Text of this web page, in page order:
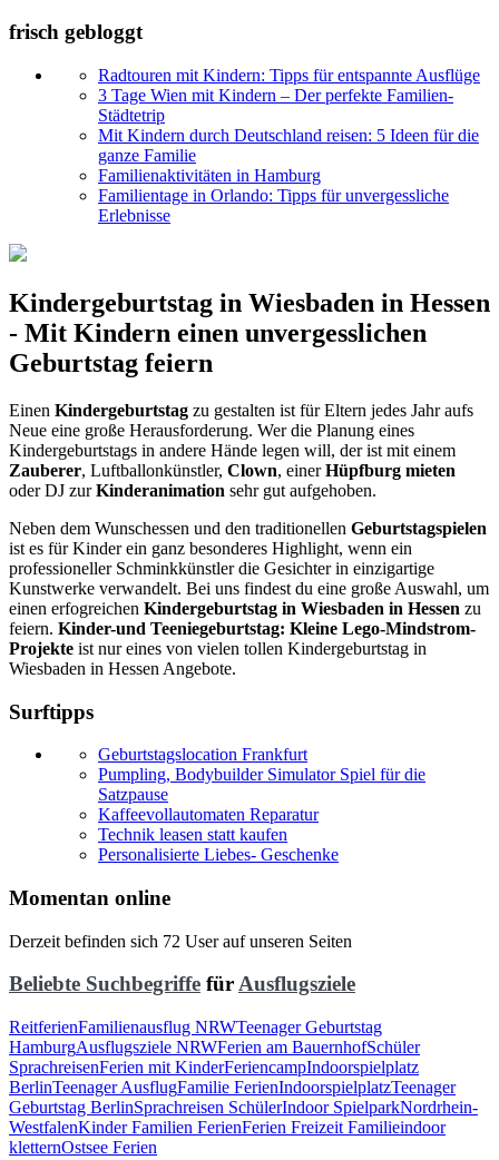
frisch gebloggt
Radtouren mit Kindern: Tipps für entspannte Ausflüge
3 Tage Wien mit Kindern – Der perfekte Familien-
Städtetrip
Mit Kindern durch Deutschland reisen: 5 Ideen für die
ganze Familie
Familienaktivitäten in Hamburg
Familientage in Orlando: Tipps für unvergessliche
Erlebnisse
Kindergeburtstag in Wiesbaden in Hessen
- Mit Kindern einen unvergesslichen
Geburtstag feiern
Einen Kindergeburtstag zu gestalten ist für Eltern jedes Jahr aufs
Neue eine große Herausforderung. Wer die Planung eines
Kindergeburtstags in andere Hände legen will, der ist mit einem
Zauberer, Luftballonkünstler, Clown, einerHüpfburg mieten
oder DJ zurKinderanimation sehr gut aufgehoben.
Neben dem Wunschessen und den traditionellen Geburtstagspielen
ist es für Kinder ein ganz besonderes Highlight, wenn ein
professioneller Schminkkünstler die Gesichter in einzigartige
Kunstwerke verwandelt. Bei uns findest du eine große Auswahl, um
einen erfogreichen Kindergeburtstag in Wiesbaden in Hessen zu
feiern. Kinder-und Teeniegeburtstag: Kleine Lego-Mindstrom-
Projekte ist nur eines von vielen tollen Kindergeburtstag in
Wiesbaden in Hessen Angebote.
Surftipps
Geburtstagslocation Frankfurt
Pumpling, Bodybuilder Simulator Spiel für die
Satzpause
Kaffeevollautomaten Reparatur
Technik leasen statt kaufen
Personalisierte Liebes- Geschenke
Momentan online
Derzeit befinden sich 72 User auf unseren Seiten
Beliebte Suchbegriffe fürAusflugsziele
ReitferienFamilienausflug NRWTeenager Geburtstag
HamburgAusflugsziele NRWFerien am BauernhofSchüler
SprachreisenFerien mit KinderFeriencampIndoorspielplatz
BerlinTeenager AusflugFamilie FerienIndoorspielplatzTeenager
Geburtstag BerlinSprachreisen SchülerIndoor SpielparkNordrhein-
WestfalenKinder Familien FerienFerien Freizeit Familieindoor
kletternOstsee Ferien